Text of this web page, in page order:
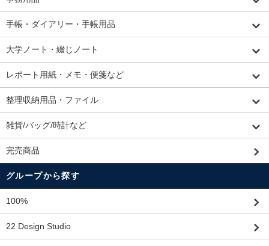
手帳・ダイアリー・手帳用品
大学ノート・綴じノート
レポート用紙・メモ・便箋など
整理収納用品・ファイル
雑貨/バッグ/時計など
完売商品
グループから探す
100%
22 Design Studio